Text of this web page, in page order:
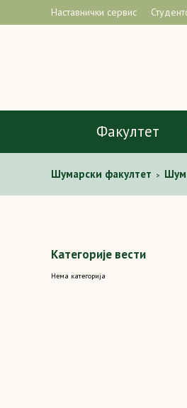
Наставнички сервис
Факултет
Шумaрски факултет >
Категорије вести
Нема категорија